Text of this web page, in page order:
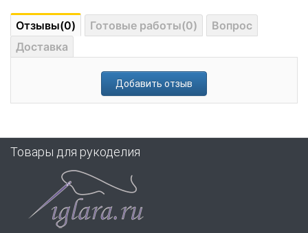
Отзывы(0) Готовые работы(0)
Вопрос
Доставка
Добавить отзыв
Товары для рукоделия